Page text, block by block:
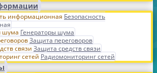
Безопасность
Генераторы шума
Защита переговоров
Защита средств связи
Радиомониторинг сетей